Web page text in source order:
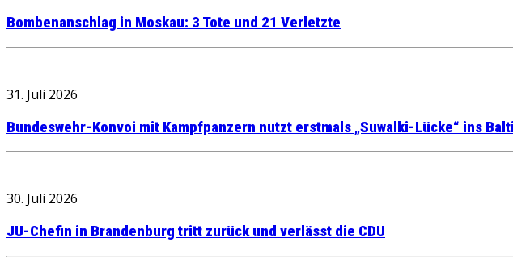
Bombenanschlag in Moskau: 3 Tote und 21 Verletzte
31. Juli 2026
Bundeswehr-Konvoi mit Kampfpanzern nutzt erstmals „Suwalki-Lücke“ ins
30. Juli 2026
JU-Chefin in Brandenburg tritt zurück und verlässt die CDU